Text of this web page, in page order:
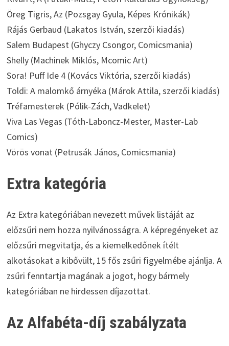
Öreg Tigris, Az (Pozsgay Gyula, Képes Krónikák)
Rájás Gerbaud (Lakatos István, szerzői kiadás)
Salem Budapest (Ghyczy Csongor, Comicsmania)
Shelly (Machinek Miklós, Mcomic Art)
Sora! Puff Ide 4 (Kovács Viktória, szerzői kiadás)
Toldi: A malomkő árnyéka (Márok Attila, szerzői kiadás)
Tréfamesterek (Pólik-Zách, Vadkelet)
Viva Las Vegas (Tóth-Laboncz-Mester, Master-Lab
Comics)
Vörös vonat (Petrusák János, Comicsmania)
Extra kategória
Az Extra kategóriában nevezett művek listáját az
előzsűri nem hozza nyilvánosságra. A képregényeket az
előzsűri megvitatja, és a kiemelkedőnek ítélt
alkotásokat a kibővült, 15 fős zsűri figyelmébe ajánlja. A
zsűri fenntartja magának a jogot, hogy bármely
kategóriában ne hirdessen díjazottat.
Az Alfabéta-díj szabályzata